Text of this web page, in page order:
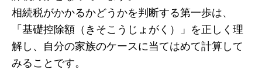
相続税がかかるかどうかを判断する第一歩は、
「基礎控除額（きそこうじょがく）」を正しく理
解し、自分の家族のケースに当てはめて計算して
みることです。